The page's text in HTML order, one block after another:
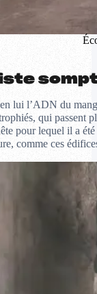
lui l’ADN du
qui
pour lequel il a
comme ces